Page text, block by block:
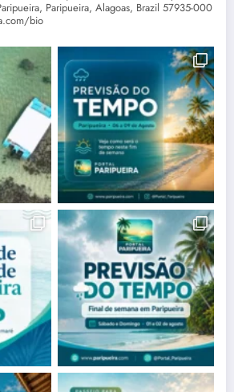
Paripueira, Alagoas, Brazil 57935-000
bio